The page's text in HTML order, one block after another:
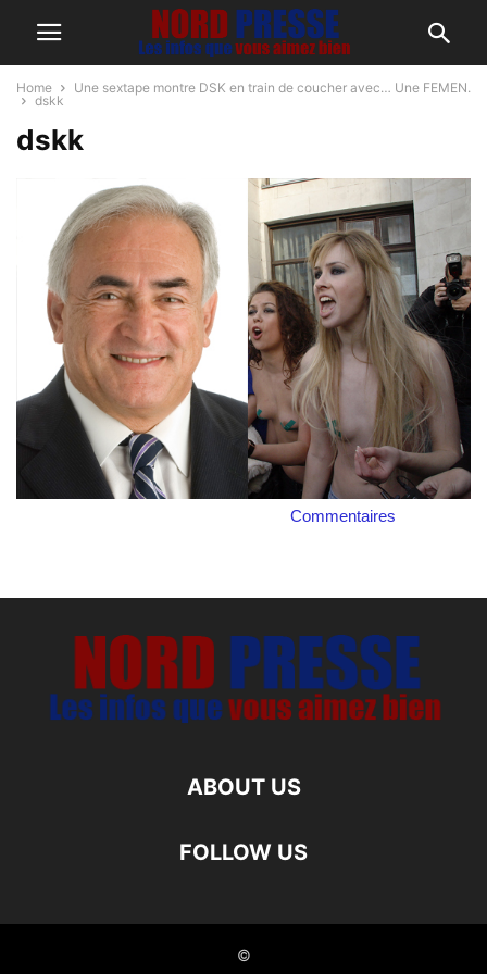
Home
Une sextape montre DSK en train de coucher avec… Une FEMEN.
dskk
dskk
Commentaires
ABOUT US
FOLLOW US
©